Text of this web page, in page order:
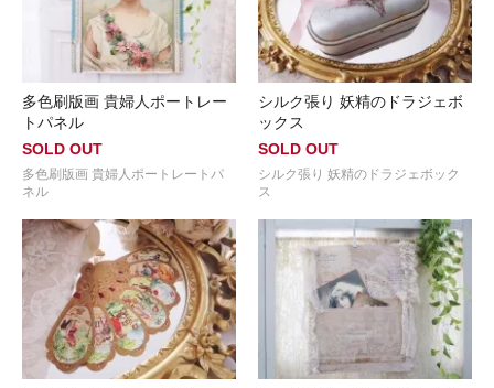
多色刷版画 貴婦人ポートレー
トパネル
SOLD OUT
多色刷版画 貴婦人ポートレートパ
ネル
シルク張り 妖精のドラジェボ
ックス
SOLD OUT
シルク張り 妖精のドラジェボック
ス